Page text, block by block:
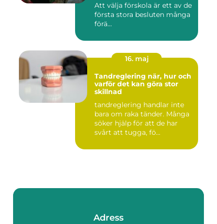
Att välja förskola är ett av de
första stora besluten många
förä...
16. maj
Tandreglering när, hur och
varför det kan göra stor
skillnad
tandreglering handlar inte
bara om raka tänder. Många
söker hjälp för att de har
svårt att tugga, fö...
Adress